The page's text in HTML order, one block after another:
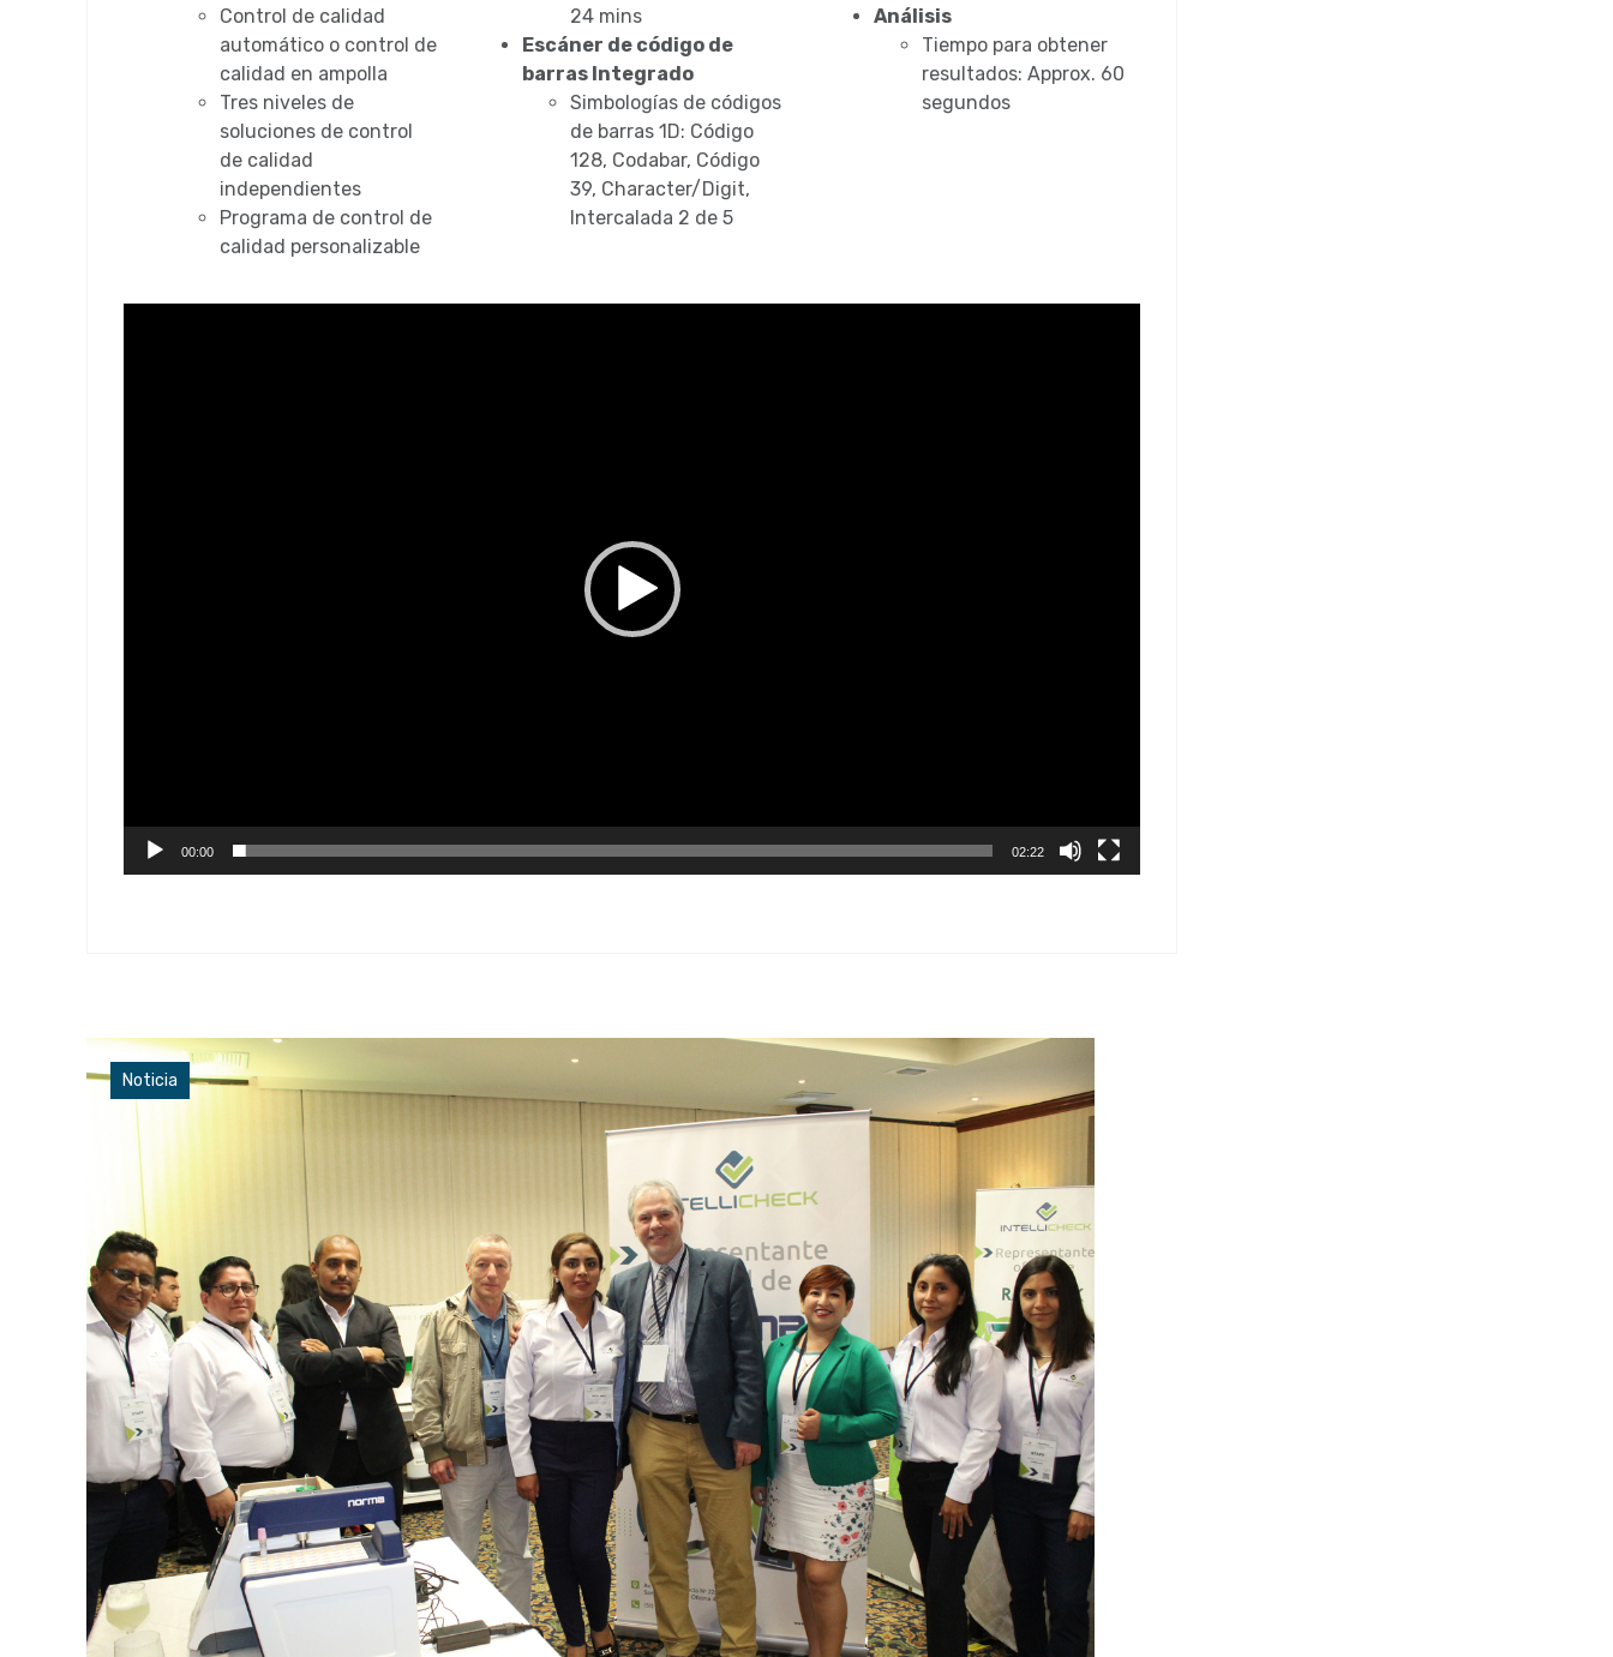
Control de calidad
automático o control de
calidad en ampolla
Tres niveles de
soluciones de control
de calidad
independientes
Programa de control de
calidad personalizable
24 mins
Escáner de código de
barras Integrado
Simbologías de códigos
de barras 1D: Código
128, Codabar, Código
39, Character/Digit,
Intercalada 2 de 5
Análisis
Tiempo para obtener
resultados: Approx. 60
segundos
00:00 02:22
Noticia